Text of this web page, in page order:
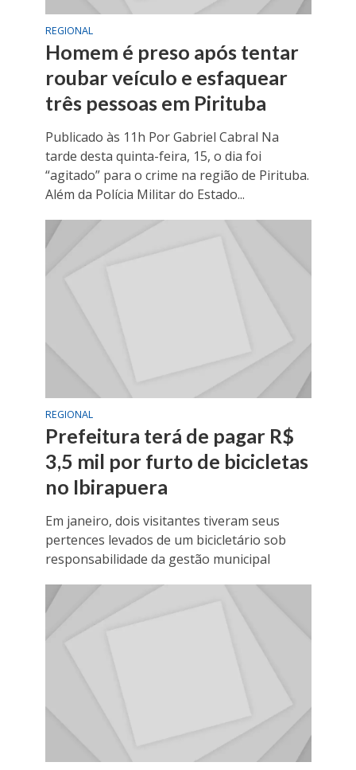
REGIONAL
Homem é preso após tentar
roubar veículo e esfaquear
três pessoas em Pirituba
Publicado às 11h Por Gabriel Cabral Na
tarde desta quinta-feira, 15, o dia foi
“agitado” para o crime na região de Pirituba.
Além da Polícia Militar do Estado...
REGIONAL
Prefeitura terá de pagar R$
3,5 mil por furto de bicicletas
no Ibirapuera
Em janeiro, dois visitantes tiveram seus
pertences levados de um bicicletário sob
responsabilidade da gestão municipal